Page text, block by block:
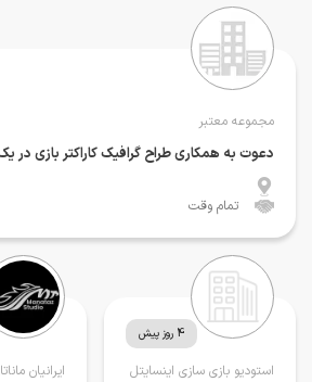
مجموعه معتبر
دعوت به همکاری طراح گرافیک کاراکتر بازی در
تمام وقت
4 روز پیش
استودیو بازی سازی اینسایتل ایرانیان